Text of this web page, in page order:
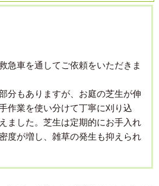
急車を通してご依頼をいただきま
分もありますが、お庭の芝生が伸
作業を使い分けて丁寧に刈り込
ました。芝生は定期的にお手入れ
度が増し、雑草の発生も抑えられ